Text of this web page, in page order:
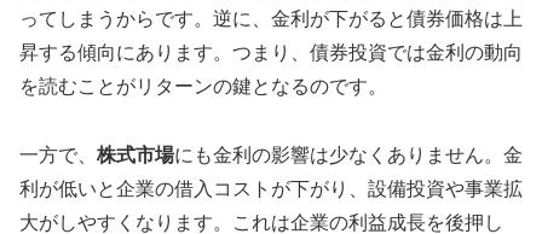
ってしまうからです。逆に、金利が下がると債券価格は上
昇する傾向にあります。つまり、債券投資では金利の動向
を読むことがリターンの鍵となるのです。
一方で、 株式市場にも金利の影響は少なくありません。金
利が低いと企業の借入コストが下がり、設備投資や事業拡
大がしやすくなります。これは企業の利益成長を後押し